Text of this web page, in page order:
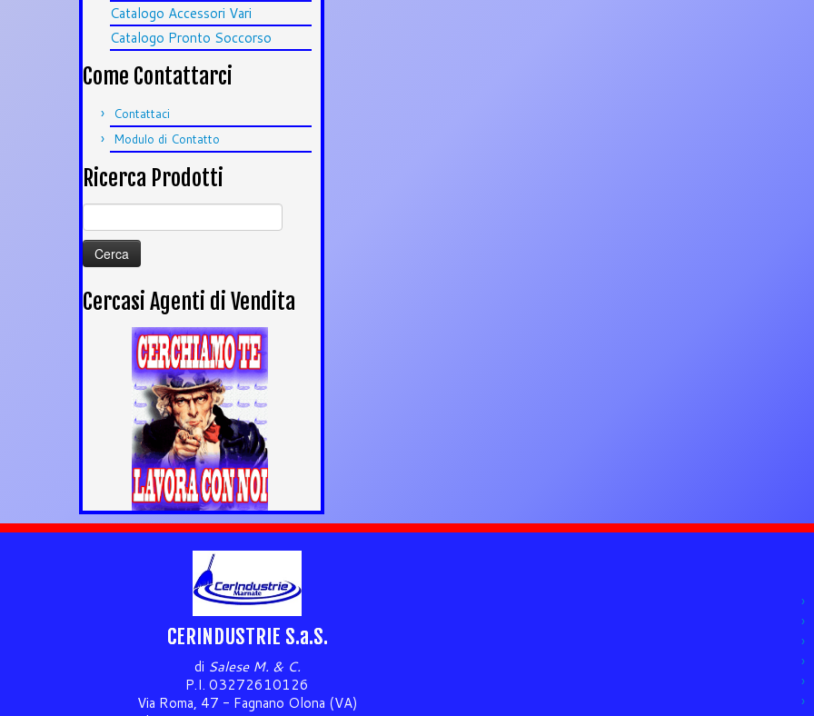
Catalogo Accessori Vari
Catalogo Pronto Soccorso
Come Contattarci
Contattaci
Modulo di Contatto
Ricerca Prodotti
per:
Cercasi Agenti di Vendita
CERINDUSTRIE S.a.S.
di Salese M. & C.
P.I. 03272610126
Via Roma, 47 - Fagnano Olona (VA)